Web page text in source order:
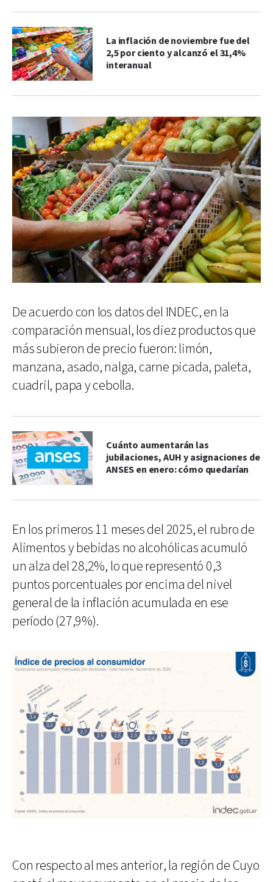
La inflación de noviembre fue del
2,5 por ciento y alcanzó el 31,4%
interanual
De acuerdo con los datos del INDEC, en la
comparación mensual, los diez productos que
más subieron de precio fueron: limón,
manzana, asado, nalga, carne picada, paleta,
cuadril, papa y cebolla.
Cuánto aumentarán las
jubilaciones, AUH y asignaciones de
ANSES en enero: cómo quedarían
En los primeros 11 meses del 2025, el rubro de
Alimentos y bebidas no alcohólicas acumuló
un alza del 28,2%, lo que representó 0,3
puntos porcentuales por encima del nivel
general de la inflación acumulada en ese
período (27,9%).
Con respecto al mes anterior, la región de Cuyo